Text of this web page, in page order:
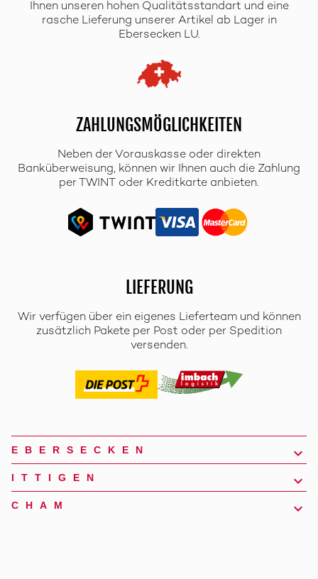
Ihnen unseren hohen Qualitätsstandart und eine
rasche Lieferung unserer Artikel ab Lager in
Ebersecken LU.
ZAHLUNGSMÖGLICHKEITEN
Neben der Vorauskasse oder direkten
Banküberweisung, können wir Ihnen auch die Zahlung
per TWINT oder Kreditkarte anbieten.
LIEFERUNG
Wir verfügen über ein eigenes Lieferteam und können
zusätzlich Pakete per Post oder per Spedition
versenden.
EBERSECKEN
ITTIGEN
CHAM